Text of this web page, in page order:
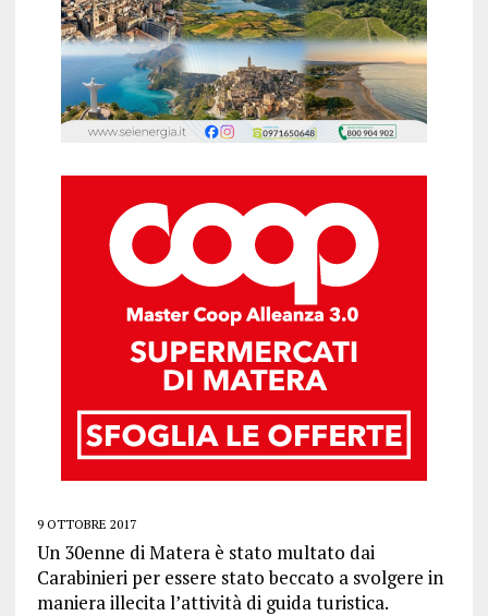
9 OTTOBRE 2017
Un 30enne di Matera è stato multato dai
Carabinieri per essere stato beccato a svolgere in
maniera illecita l’attività di guida turistica.